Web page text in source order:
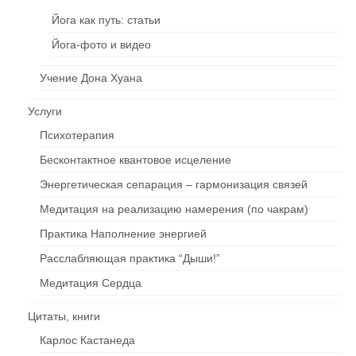
Йога как путь: статьи
Йога-фото и видео
Учение Дона Хуана
Услуги
Психотерапия
Бесконтактное квантовое исцеление
Энергетическая сепарация – гармонизация связей
Медитация на реализацию намерения (по чакрам)
Практика Наполнение энергией
Расслабляющая практика “Дыши!”
Медитация Сердца
Цитаты, книги
Карлос Кастанеда